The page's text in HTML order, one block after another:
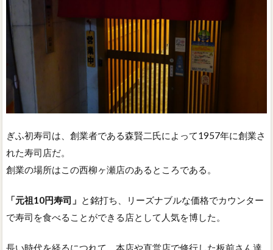
ぎふ初寿司は、創業者である森賢二氏によって1957年に創業さ
れた寿司店だ。
創業の場所はこの西柳ヶ瀬店のあるところである。
「元祖10円寿司」 と銘打ち、リーズナブルな価格でカウンター
で寿司を食べることができる店として人気を博した。
長い時代を経るにつれて、本店や直営店で修行した板前さん達